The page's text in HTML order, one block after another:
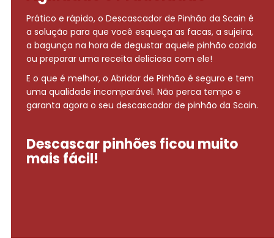
Prático e rápido, o Descascador de Pinhão da Scain é
a solução para que você esqueça as facas, a sujeira,
a bagunça na hora de degustar aquele pinhão cozido
ou preparar uma receita deliciosa com ele!
E o que é melhor, o Abridor de Pinhão é seguro e tem
uma qualidade incomparável. Não perca tempo e
garanta agora o seu descascador de pinhão da Scain.
Descascar pinhões ficou muito
mais fácil!